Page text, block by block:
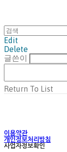
Edit
Delete
글쓴이
Return To List
이용약관
개인정보처리방침
사업자정보확인